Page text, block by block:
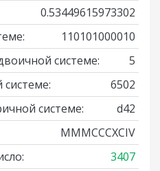
0.53449615973302
110101000010
системе:
5
6502
системе:
d42
MMMCCCXCIV
3407